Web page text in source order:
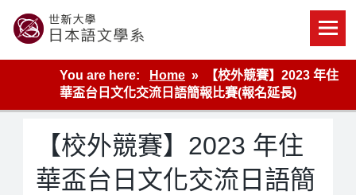
content
世新大學教學單位的網站
You are here:
Home
【校外競賽】2023 年住
華盃台日文化交流日語簡報比賽(報名延長)
【校外競賽】2023 年住
華盃台日文化交流日語簡